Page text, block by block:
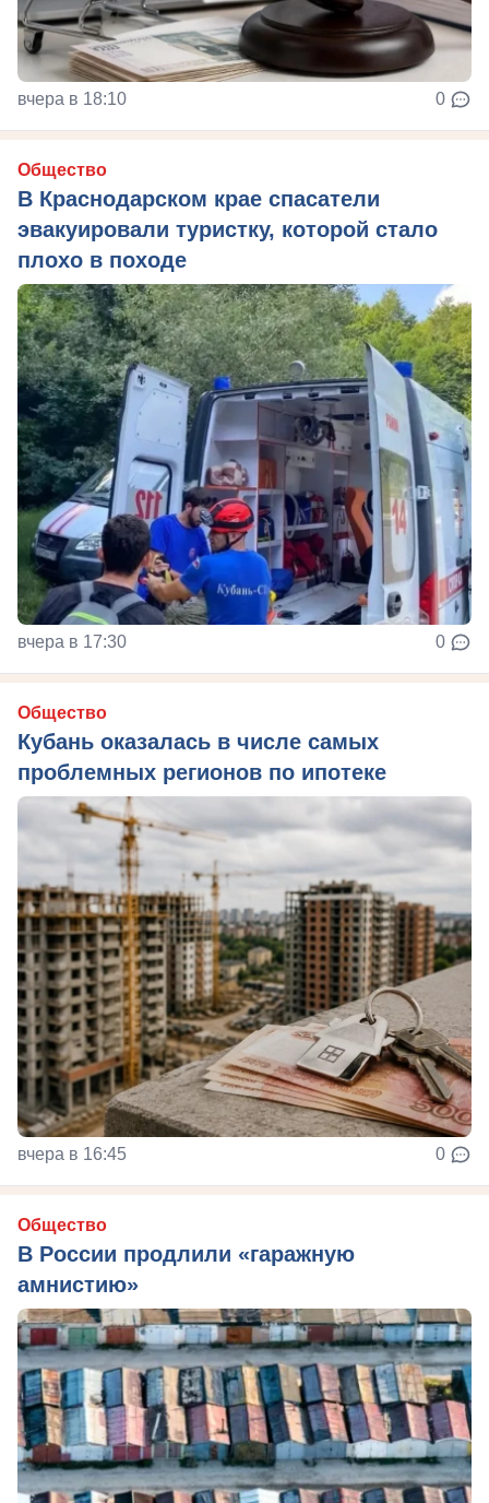
вчера в 18:10 0
Общество
В Краснодарском крае спасатели
эвакуировали туристку, которой стало
плохо в походе
вчера в 17:30 0
Общество
Кубань оказалась в числе самых
проблемных регионов по ипотеке
вчера в 16:45 0
Общество
В России продлили «гаражную
амнистию»